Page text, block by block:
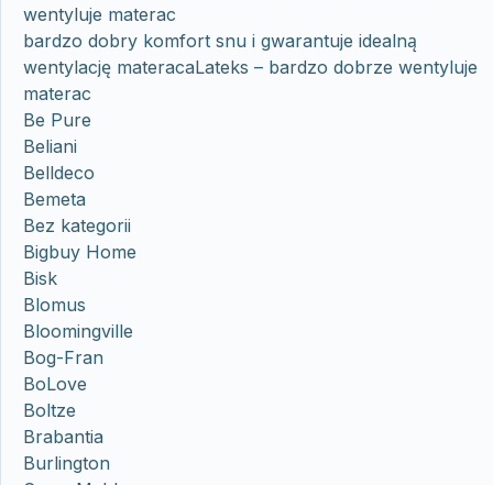
wentyluje materac
bardzo dobry komfort snu i gwarantuje idealną
wentylację materacaLateks – bardzo dobrze wentyluje
materac
Be Pure
Beliani
Belldeco
Bemeta
Bez kategorii
Bigbuy Home
Bisk
Blomus
Bloomingville
Bog-Fran
BoLove
Boltze
Brabantia
Burlington